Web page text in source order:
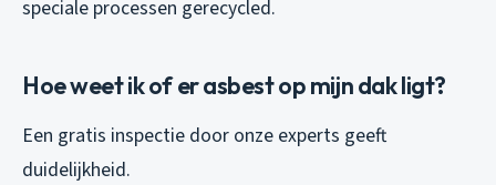
speciale processen gerecycled.
Hoe weet ik of er asbest op mijn dak ligt?
Een gratis inspectie door onze experts geeft
duidelijkheid.